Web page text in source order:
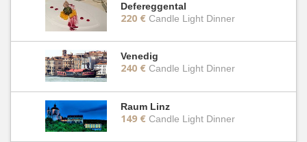
Defereggental
220 € Candle Light Dinner
Venedig
240 € Candle Light Dinner
Raum Linz
149 € Candle Light Dinner